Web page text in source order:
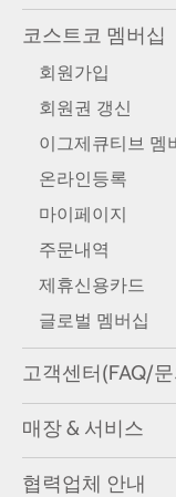
코스트코 멤버십
회원가입
회원권 갱신
이그제큐티브 멤
온라인등록
마이페이지
주문내역
제휴신용카드
글로벌 멤버십
고객센터(FAQ/
매장 & 서비스
협력업체 안내